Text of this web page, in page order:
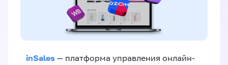
inSales — платформа управления онлайн-